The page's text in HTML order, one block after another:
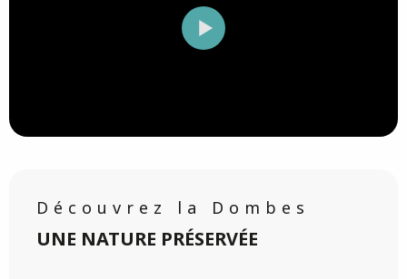
Découvrez la Dombes
UNE NATURE PRÉSERVÉE